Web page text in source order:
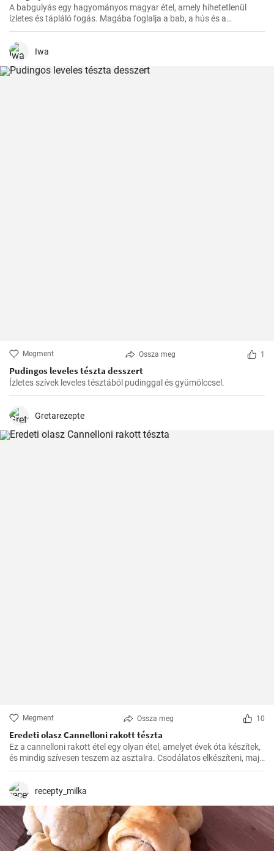
A babgulyás egy hagyományos magyar étel, amely hihetetlenül
ízletes és tápláló fogás. Magába foglalja a bab, a hús és a
zöldségek ízletes kombinációját. Egy tökéletes étel a hideg téli
napokon vagy egy nagy társasági összejövetelre, ugyanakkor
egyszerűen főzni is lehet. Ennek a receptnek segítségével 20 főre
Iwa
Megment Ossza meg 1
Pudingos leveles tészta desszert
Ízletes szívek leveles tésztából pudinggal és gyümölccsel.
Gretarezepte
Megment Ossza meg 10
Eredeti olasz Cannelloni rakott tészta
Ez a cannelloni rakott étel egy olyan étel, amelyet évek óta készítek,
és mindig szívesen teszem az asztalra. Csodálatos elkészíteni, majd
a kívánt időben a sütőben megsütni. A paradicsomszósz
hússal töltött cannelloni pikáns ízének kombinációja egyszerűen
recepty_milka